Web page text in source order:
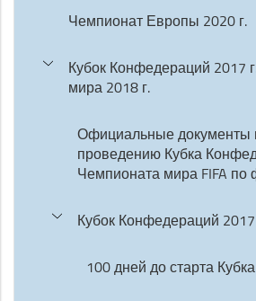
Чемпионат Европы 2020 г.
Кубок Конфедераций 2017
мира 2018 г.
Официальные документы
проведению Кубка
Чемпионата мира FIFA по
Кубок Конфедераций 2017
100 дней до старта